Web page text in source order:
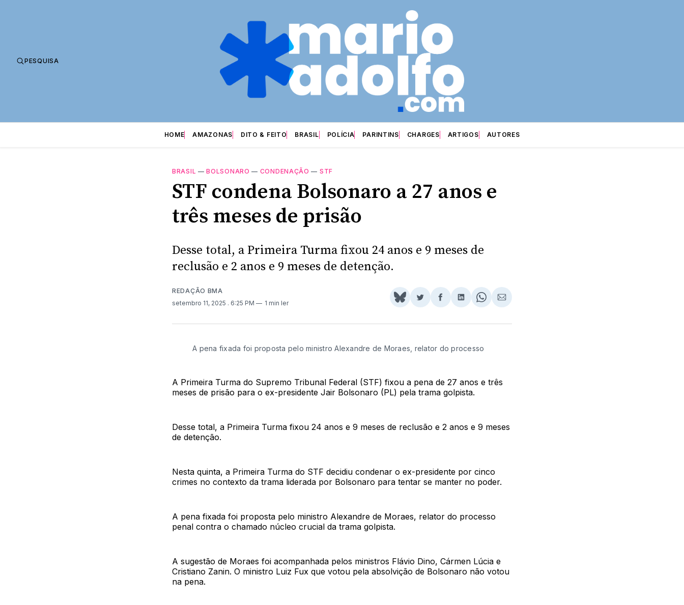
PESQUISA
HOME AMAZONAS DITO & FEITO BRASIL POLÍCIA PARINTINS CHARGES ARTIGOS AUTORES
BRASIL —BOLSONARO — CONDENAÇÃO — STF
STF condena Bolsonaro a 27 anos e
três meses de prisão
Desse total, a Primeira Turma fixou 24 anos e 9 meses de
reclusão e 2 anos e 9 meses de detenção.
REDAÇÃO BMA
setembro 11, 2025 . 6:25 PM 1 min ler
Share
BlueSky
Compartilhar
Twitter
Compartilhar
Facebook
Compartilhar
LinkedIn
Share
WhatsApp
Compartilhar
Email
A pena fixada foi proposta pelo ministro Alexandre de Moraes, relator do processo
A Primeira Turma do Supremo Tribunal Federal (STF) fixou a pena de 27 anos e três
meses de prisão para o ex-presidente Jair Bolsonaro (PL) pela trama golpista.
Desse total, a Primeira Turma fixou 24 anos e 9 meses de reclusão e 2 anos e 9 meses
de detenção.
Nesta quinta, a Primeira Turma do STF decidiu condenar o ex-presidente por cinco
crimes no contexto da trama liderada por Bolsonaro para tentar se manter no poder.
A pena fixada foi proposta pelo ministro Alexandre de Moraes, relator do processo
penal contra o chamado núcleo crucial da trama golpista.
A sugestão de Moraes foi acompanhada pelos ministros Flávio Dino, Cármen Lúcia e
Cristiano Zanin. O ministro Luiz Fux que votou pela absolvição de Bolsonaro não votou
na pena.